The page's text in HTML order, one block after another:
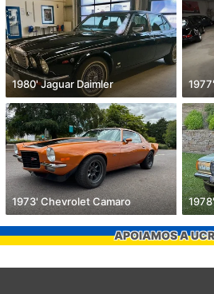
1980' Jaguar Daimler
1973' Chevrolet Camaro
APOIAMOS A